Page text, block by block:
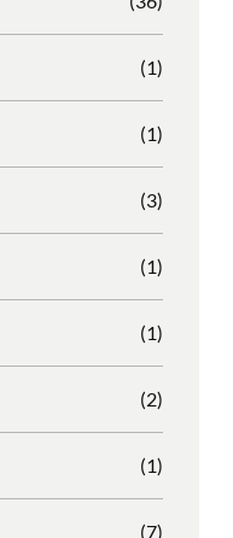
(1)
(1)
(3)
(1)
(1)
(2)
(1)
(7)